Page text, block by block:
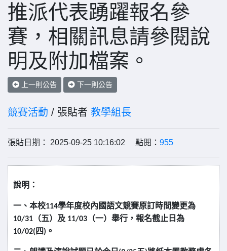
推派代表踴躍報名參
賽，相關訊息請參閱說
明及附加檔案。
上一則公告 下一則公告
競賽活動 / 張貼者 教學組長
張貼日期： 2025-09-25 10:16:02 點閱： 955
說明：
一、本校114學年度校內國語文競賽原訂時間變更為
10/31（五）及 11/03（一）舉行，報名截止日為
10/02(四)。